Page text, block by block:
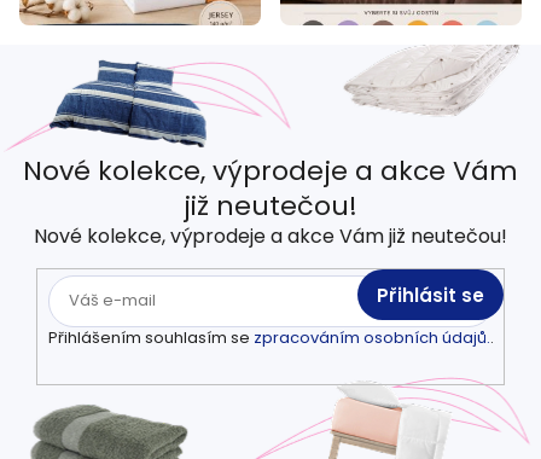
Nové kolekce, výprodeje a akce Vám
již neutečou!
Nové kolekce, výprodeje a akce Vám již neutečou!
Přihlášením souhlasím se zpracováním osobních údajů..
Přihlásit se